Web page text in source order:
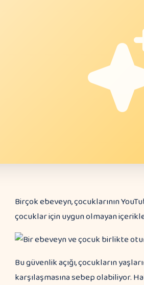
Birçok ebeveyn, çocuklarının
çocuklar için uygun olmayan
Bu güvenlik açığı, çocukların
karşılaşmasına sebep olabiliyor.